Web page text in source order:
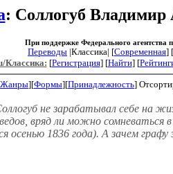
: Соллогуб Владимир
При поддержке Федерального
Переводы |Классика| [Современная] [
Классика: [Регистрация] [Найти] [
Жанры][Формы][Принадлежность]
не зарабатывал себе
вряд ли можно сомневаться
осенью 1836 года). А зачем